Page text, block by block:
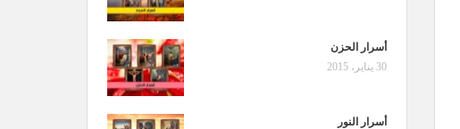
أسرار الحزن
30 يناير، 2015
أسرار النور